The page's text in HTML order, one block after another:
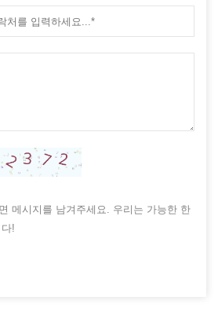
메시지를 남겨주세요. 우리는 가능한 한
!